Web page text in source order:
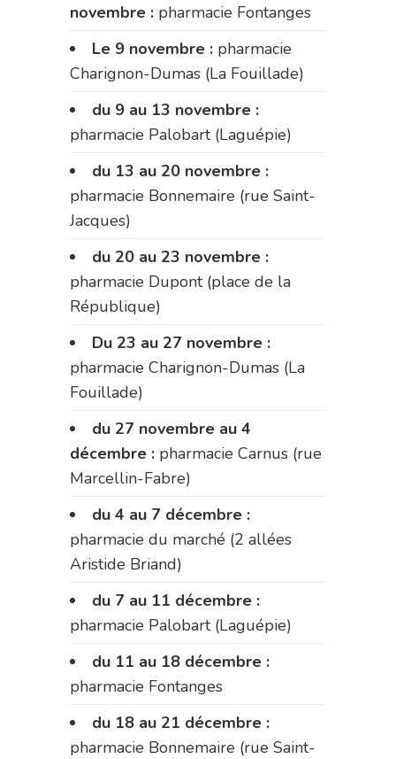
novembre : pharmacie Fontanges
Le 9 novembre : pharmacie
Charignon-Dumas (La Fouillade)
du 9 au 13 novembre :
pharmacie Palobart (Laguépie)
du 13 au 20 novembre :
pharmacie Bonnemaire (rue Saint-
Jacques)
du 20 au 23 novembre :
pharmacie Dupont (place de la
République)
Du 23 au 27 novembre :
pharmacie Charignon-Dumas (La
Fouillade)
du 27 novembre au 4
décembre : pharmacie Carnus (rue
Marcellin-Fabre)
du 4 au 7 décembre :
pharmacie du marché (2 allées
Aristide Briand)
du 7 au 11 décembre :
pharmacie Palobart (Laguépie)
du 11 au 18 décembre :
pharmacie Fontanges
du 18 au 21 décembre :
pharmacie Bonnemaire (rue Saint-